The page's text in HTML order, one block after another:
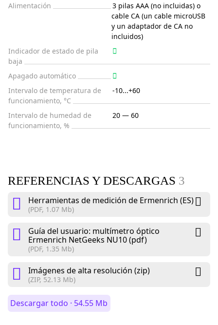
Alimentación
3 pilas AAA (no incluidas) o
cable CA (un cable microUSB
y un adaptador de CA no
incluidos)
Indicador de estado de pila
baja
Apagado automático
Intervalo de temperatura de
funcionamiento, °C
-10...+60
Intervalo de humedad de
funcionamiento, %
20 — 60
REFERENCIAS Y DESCARGAS 3
Herramientas de medición de Ermenrich (ES)
(PDF, 1.07 Mb)
Guía del usuario: multímetro óptico
Ermenrich NetGeeks NU10 (pdf)
(PDF, 1.35 Mb)
Imágenes de alta resolución (zip)
(ZIP, 52.13 Mb)
Descargar todo · 54.55 Mb